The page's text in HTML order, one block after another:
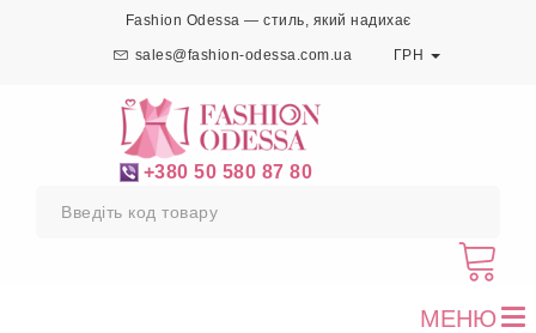
Fashion Odessa — стиль, який надихає
sales@fashion-odessa.com.ua ГРН
+380 50 580 87 80
МЕНЮ